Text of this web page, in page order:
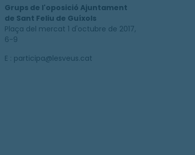
Grups de l'oposició Ajuntament
de Sant Feliu de Guíxols
Plaça del mercat 1 d'octubre de 2017,
6-9
E : participa@lesveus.cat